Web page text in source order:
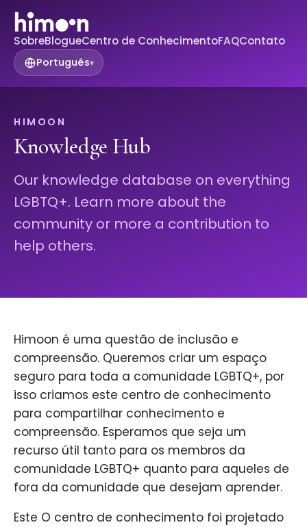
SobreBlogueCentro de ConhecimentoFAQContato
Português▾
HIMOON
Knowledge Hub
Our knowledge database on everything
LGBTQ+. Learn more about the
community or more a contribution to
help others.
Himoon é uma questão de inclusão e
compreensão. Queremos criar um espaço
seguro para toda a comunidade LGBTQ+, por
isso criamos este centro de conhecimento
para compartilhar conhecimento e
compreensão. Esperamos que seja um
recurso útil tanto para os membros da
comunidade LGBTQ+ quanto para aqueles de
fora da comunidade que desejam aprender.
Este O centro de conhecimento foi projetado